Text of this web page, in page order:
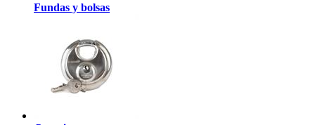
Fundas y bolsas